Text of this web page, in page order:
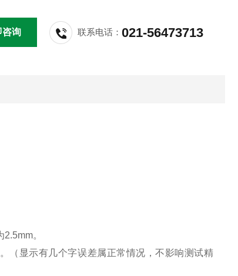
咨询 联系电话：021-56473713
。
（显示有几个字误差属正常情况，不影响测试精